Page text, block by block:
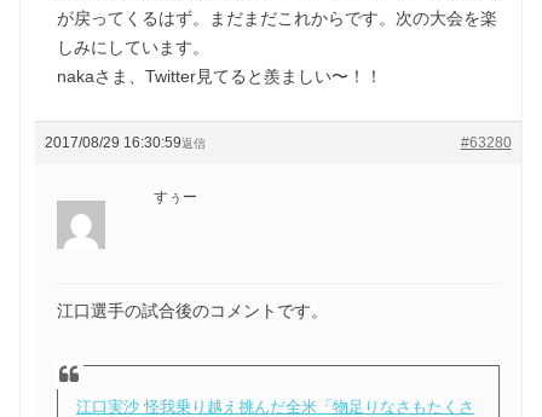
が戻ってくるはず。まだまだこれからです。次の大会を楽
しみにしています。
nakaさま、Twitter見てると羨ましい〜！！
2017/08/29 16:30:59 #63280
返信
すぅー
江口選手の試合後のコメントです。
江口実沙 怪我乗り越え挑んだ全米「物足りなさもたくさ